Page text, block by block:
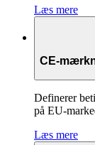
Læs mere
CE-
Definerer
på EU-
Læs mere